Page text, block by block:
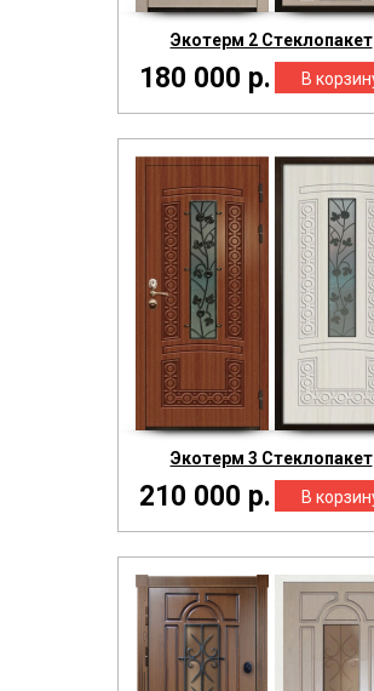
Экотерм 2 Стеклопакет
180 000 р.
Экотерм 3 Стеклопакет
210 000 р.